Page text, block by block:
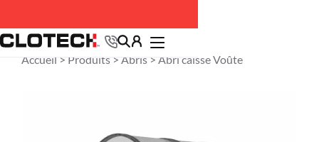
Accueil > Produits> Abris> Abri caisse Voûte